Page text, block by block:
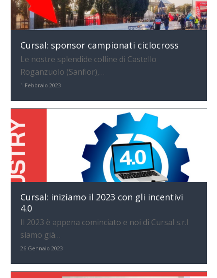
Cursal: sponsor campionati ciclocross
Le nostre splendide colline di Castello
Roganzuolo (Sanfior),…
1 Febbraio 2023
Cursal: iniziamo il 2023 con gli incentivi
4.0
Il 2023 è appena cominciato e noi di Cursal s.r.l
siamo già…
26 Gennaio 2023